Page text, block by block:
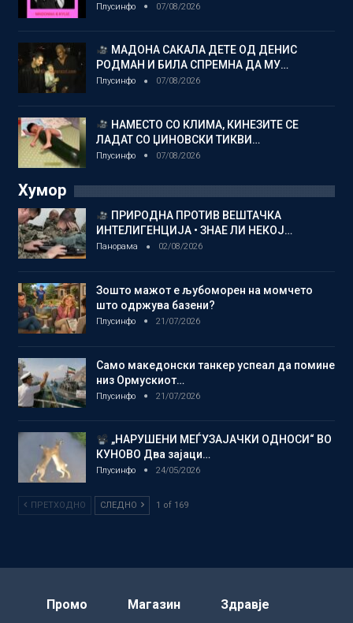
Плусинфо 07/08/2026
МАДОНА САКАЛА ДЕТЕ ОД ДЕНИС
РОДМАН И БИЛА СПРЕМНА ДА МУ…
Плусинфо 07/08/2026
НАМЕСТО СО КЛИМА, КИНЕЗИТЕ СЕ
ЛАДАТ СО ЏИНОВСКИ ТИКВИ…
Плусинфо 07/08/2026
Хумор
ПРИРОДНА ПРОТИВ ВЕШТАЧКА
ИНТЕЛИГЕНЦИЈА • ЗНАЕ ЛИ НЕКОЈ…
Панорама 02/08/2026
Зошто мажот е љубоморен на момчето
што одржува базени?
Плусинфо 21/07/2026
Само македонски танкер успеал да помине
низ Ормускиот…
Плусинфо 21/07/2026
„НАРУШЕНИ МЕЃУЗАЈАЧКИ ОДНОСИ“ ВО
КУНОВО Два зајаци…
Плусинфо 24/05/2026
ПРЕТХОДНО СЛЕДНО 1 of 169
Промо Магазин Здравје